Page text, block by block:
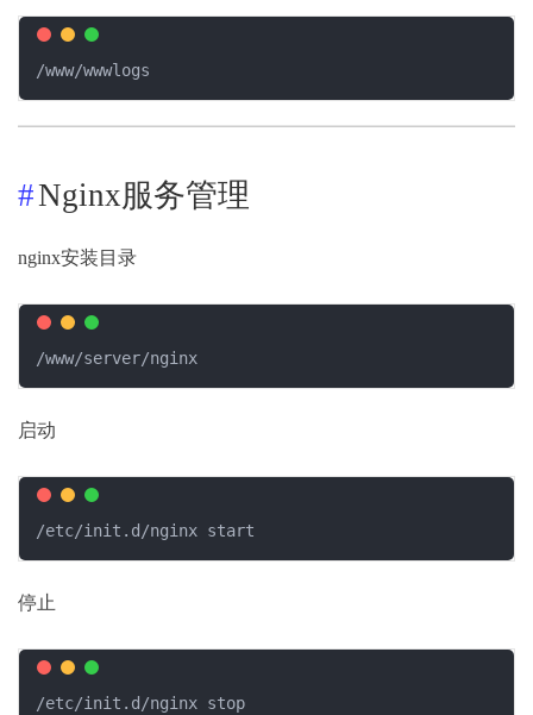
/www/wwwlogs
Nginx服务管理
nginx安装目录
/www/server/nginx
启动
/etc/init.d/nginx start
停止
/etc/init.d/nginx stop